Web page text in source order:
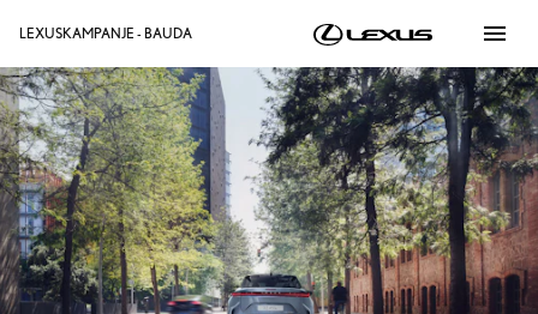
LEXUSKAMPANJE - BAUDA menu